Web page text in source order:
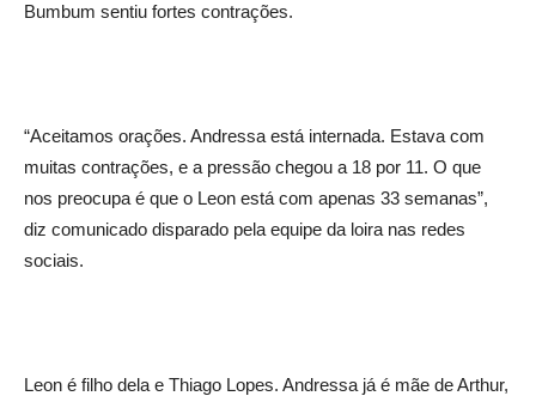
Bumbum sentiu fortes contrações.
“Aceitamos orações. Andressa está internada. Estava com
muitas contrações, e a pressão chegou a 18 por 11. O que
nos preocupa é que o Leon está com apenas 33 semanas”,
diz comunicado disparado pela equipe da loira nas redes
sociais.
Leon é filho dela e Thiago Lopes. Andressa já é mãe de Arthur,